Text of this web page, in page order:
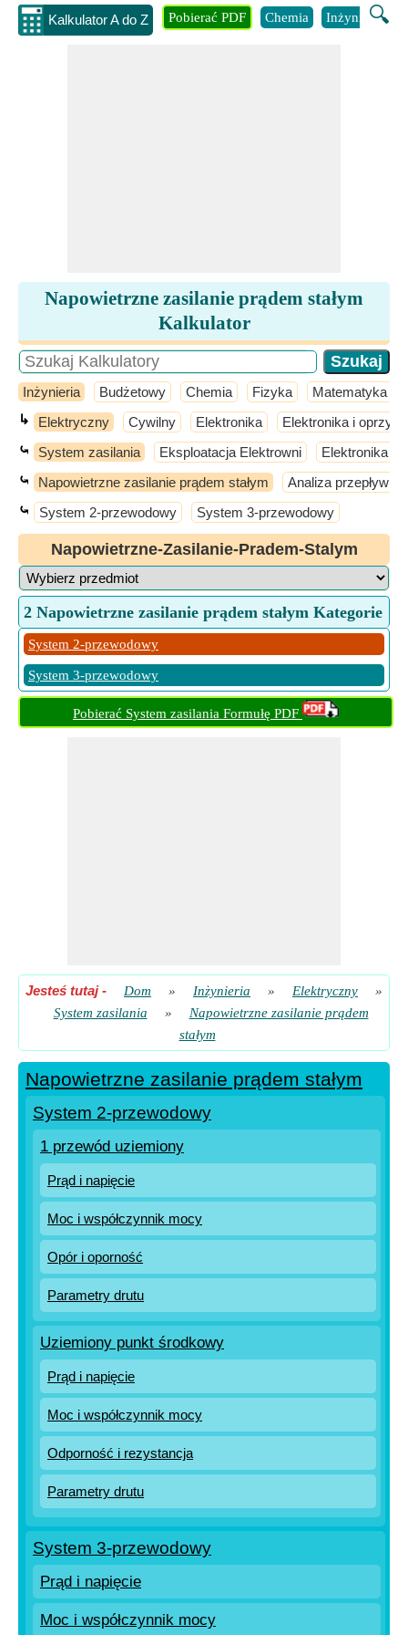
Kalkulator A do Z 🔍
Pobierać PDF Chemia Inżynieria
Napowietrzne zasilanie prądem stałym
Kalkulator
Inżynieria Budżetowy Chemia Fizyka Matematyka
↳ Elektryczny Cywilny Elektronika Elektronika i
⤿ System zasilania Eksploatacja Elektrowni Elektronika
⤿ Napowietrzne zasilanie prądem stałym Analiza przepływu
⤿ System 2-przewodowy System 3-przewodowy
Napowietrzne-Zasilanie-Pradem-Stalym
2 Napowietrzne zasilanie prądem stałym Kategorie
System 2-przewodowy
System 3-przewodowy
Pobierać System zasilania Formułę PDF
Jesteś tutaj- Dom » Inżynieria » Elektryczny
»
System zasilania
»
Napowietrzne zasilanie prądem
stałym
Napowietrzne zasilanie prądem stałym
System 2-przewodowy
1 przewód uziemiony
Prąd i napięcie
Moc i współczynnik mocy
Opór i oporność
Parametry drutu
Uziemiony punkt środkowy
Prąd i napięcie
Moc i współczynnik mocy
Odporność i rezystancja
Parametry drutu
System 3-przewodowy
Prąd i napięcie
Moc i współczynnik mocy